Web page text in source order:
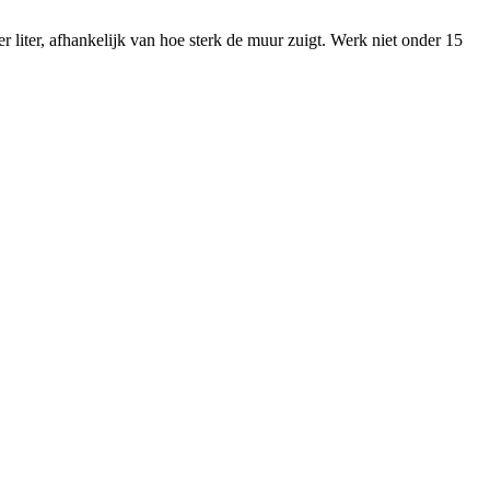
liter, afhankelijk van hoe sterk de muur zuigt. Werk niet onder 15